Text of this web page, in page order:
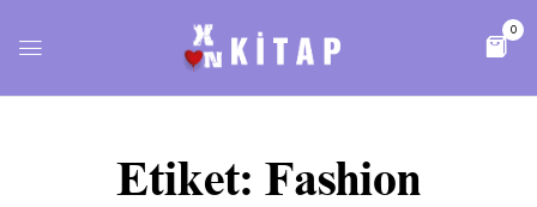
0
Etiket: Fashion